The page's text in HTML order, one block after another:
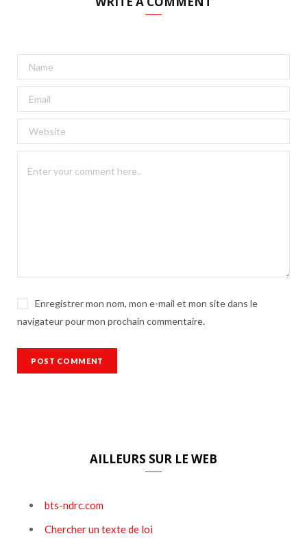
Enregistrer mon nom, mon e-mail et mon site dans le
navigateur pour mon prochain commentaire.
AILLEURS SUR LE WEB
bts-ndrc.com
Chercher un texte de loi